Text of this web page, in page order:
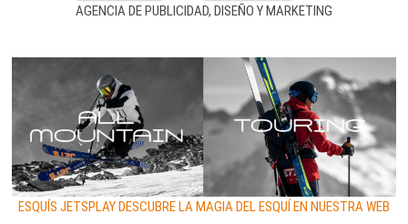
AGENCIA DE PUBLICIDAD, DISEÑO Y MARKETING
ESQUÍS JETSPLAY DESCUBRE LA MAGIA DEL ESQUÍ EN NUESTRA WEB